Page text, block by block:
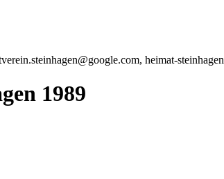
verein.steinhagen@google.com, heimat-steinhagen
1989